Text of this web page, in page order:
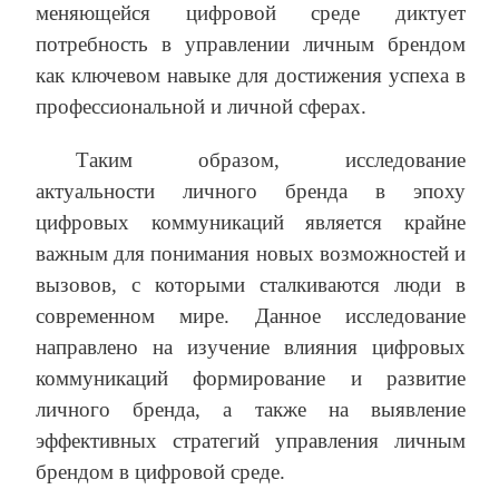
меняющейся цифровой среде диктует
потребность в управлении личным брендом
как ключевом навыке для достижения успеха в
профессиональной и личной сферах.
Таким образом, исследование
актуальности личного бренда в эпоху
цифровых коммуникаций является крайне
важным для понимания новых возможностей и
вызовов, с которыми сталкиваются люди в
современном мире. Данное исследование
направлено на изучение влияния цифровых
коммуникаций формирование и развитие
личного бренда, а также на выявление
эффективных стратегий управления личным
брендом в цифровой среде.